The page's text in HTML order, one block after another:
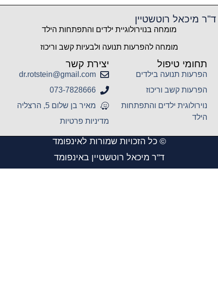
ד"ר מיכאל רוטשטיין
מומחה בנוירולוגיית ילדים והתפתחות הילד
מומחה להפרעות תנועה ולבעיות קשב וריכוז
תחומי טיפול
הפרעות תנועה בילדים
הפרעות קשב וריכוז
נוירולוגית ילדים והתפתחות
הילד
יצירת קשר
dr.rotstein@gmail.com
073-7828666
מאיר בן שלום 5, הרצליה
מדיניות פרטיות
© כל הזכויות שמורות לאינפומד
ד"ר מיכאל רוטשטיין באינפומד